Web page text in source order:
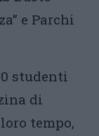
e Parchi
studenti
di
tempo,